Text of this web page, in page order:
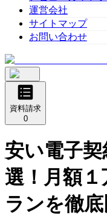
運営会社
サイトマップ
お問い合わせ
資料請求
0
安い電子
選！月額
ランを徹